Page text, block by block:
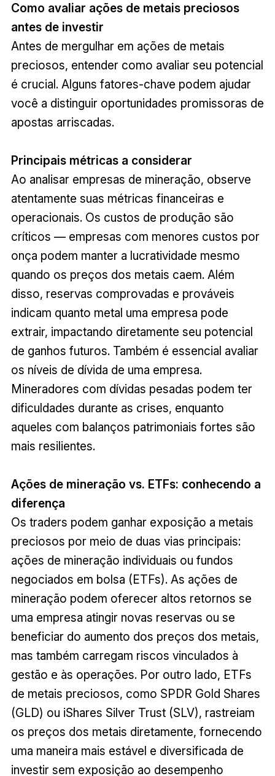
Como avaliar ações de metais preciosos
antes de investir
Antes de mergulhar em ações de metais
preciosos, entender como avaliar seu potencial
é crucial. Alguns fatores-chave podem ajudar
você a distinguir oportunidades promissoras de
apostas arriscadas.
Principais métricas a considerar
Ao analisar empresas de mineração, observe
atentamente suas métricas financeiras e
operacionais. Os custos de produção são
críticos — empresas com menores custos por
onça podem manter a lucratividade mesmo
quando os preços dos metais caem. Além
disso, reservas comprovadas e prováveis
indicam quanto metal uma empresa pode
extrair, impactando diretamente seu potencial
de ganhos futuros. Também é essencial avaliar
os níveis de dívida de uma empresa.
Mineradores com dívidas pesadas podem ter
dificuldades durante as crises, enquanto
aqueles com balanços patrimoniais fortes são
mais resilientes.
Ações de mineração vs. ETFs: conhecendo a
diferença
Os traders podem ganhar exposição a metais
preciosos por meio de duas vias principais:
ações de mineração individuais ou fundos
negociados em bolsa (ETFs). As ações de
mineração podem oferecer altos retornos se
uma empresa atingir novas reservas ou se
beneficiar do aumento dos preços dos metais,
mas também carregam riscos vinculados à
gestão e às operações. Por outro lado, ETFs
de metais preciosos, como SPDR Gold Shares
(GLD) ou iShares Silver Trust (SLV), rastreiam
os preços dos metais diretamente, fornecendo
uma maneira mais estável e diversificada de
investir sem exposição ao desempenho